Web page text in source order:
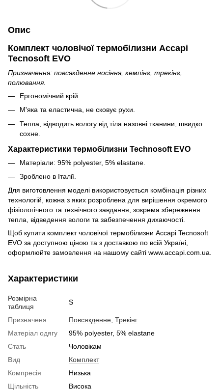
Опис
Комплект чоловічої термобілизни Accapi
Tecnosoft EVO
Призначення: повсякденне носіння, кемпінг, трекінг,
полювання.
Ергономічний крій.
М'яка та еластична, не сковує рухи.
Тепла, відводить вологу від тіла назовні тканини, швидко
сохне.
Характеристики термобілизни Technosoft EVO
Матеріали: 95% polyester, 5% elastane.
Зроблено в Італії.
Для виготовлення моделі використовується комбінація різних
технологій, кожна з яких розроблена для вирішення окремого
фізіологічного та технічного завдання, зокрема збереження
тепла, відведення вологи та забезпечення дихаючості.
Щоб купити комплект чоловічої термобілизни Accapi Tecnosoft
EVO за доступною ціною та з доставкою по всій Україні,
оформлюйте замовлення на нашому сайті www.accapi.com.ua.
Характеристики
Розмірна
таблиця
S
Призначеня Повсякденне, Трекінг
Матеріал одягу
95% polyester, 5% elastane
Стать
Чоловікам
Вид
Комплект
Компресія
Низька
Щільність
Висока